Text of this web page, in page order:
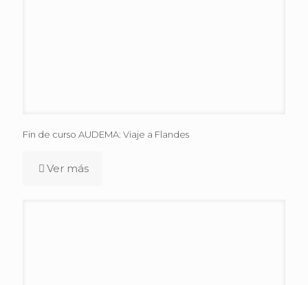
Fin de curso AUDEMA: Viaje a Flandes
Ver más